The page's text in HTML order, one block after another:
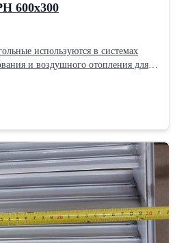
600х300
используются в системах
и воздушного отопления для
представляют собой
ламелями и